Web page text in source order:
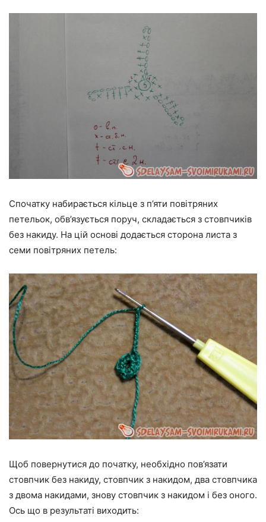
Спочатку набирається кільце з п’яти повітряних
петельок, обв’язується поруч, складається з стовпчиків
без накиду. На цій основі додається сторона листа з
семи повітряних петель:
Щоб повернутися до початку, необхідно пов’язати
стовпчик без накиду, стовпчик з накидом, два стовпчика
з двома накидами, знову стовпчик з накидом і без оного.
Ось що в результаті виходить: